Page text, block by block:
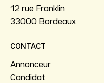
12 rue Franklin
33000 Bordeaux
CONTACT
Annonceur
Candidat